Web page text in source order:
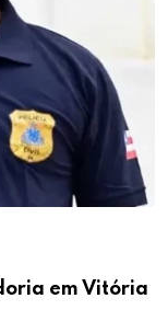
em Vitória